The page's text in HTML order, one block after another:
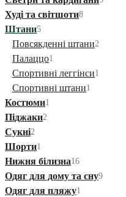
Худі та світшоти8
Штани5
Повсякденні штани2
Палаццо1
Спортивні леггінси1
Спортивні штани1
Костюми1
Піджаки2
Сукні2
Шорти1
Нижня білизна16
Одяг для дому та сну9
Одяг для пляжу1